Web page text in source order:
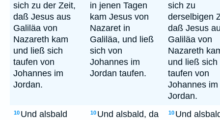
sich zu der Zeit,
daß Jesus aus
Galiläa von
Nazareth kam
und ließ sich
taufen von
Johannes im
Jordan.
in jenen Tagen
kam Jesus von
Nazaret in
Galiläa, und ließ
sich von
Johannes im
Jordan taufen.
sich zu
derselbigen
daß Jesus
Galiläa von
Nazareth
und ließ sich
taufen von
Johannes im
Jordan.
10 Und alsbald
10 Und alsbald, da
10 Und